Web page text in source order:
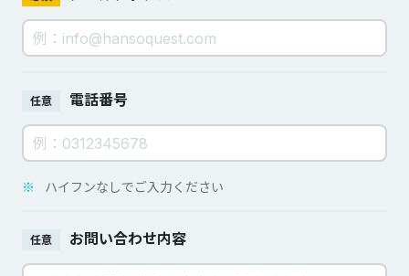
任意 電話番号
※ ハイフンなしでご入力ください
任意 お問い合わせ内容